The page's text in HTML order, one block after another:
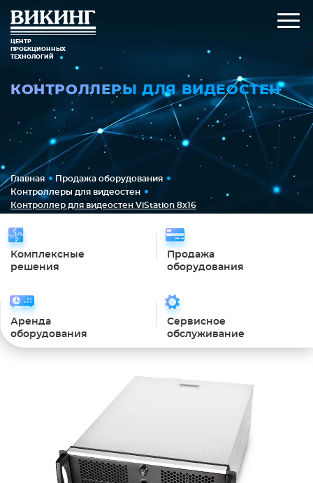
ЦЕНТР
ПРОЕКЦИОННЫХ
ТЕХНОЛОГИЙ
КОНТРОЛЛЕРЫ ДЛЯ ВИДЕОСТЕН
Главная
Продажа оборудования
Контроллеры для видеостен
Контроллер для видеостен ViStation 8x16
Комплексные
решения
Продажа
оборудования
Аренда
оборудования
Сервисное
обслуживание